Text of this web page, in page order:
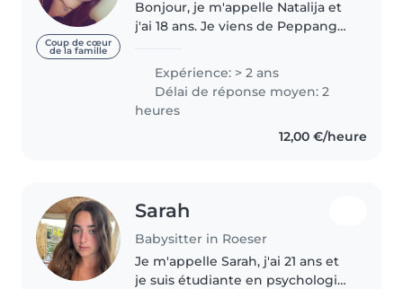
Coup de cœur
de la famille
Bonjour, je m'appelle Natalija et
j'ai 18 ans. Je viens de Peppange
Commerce et Gestion. J'ai un
certificat de garde d'enfants et
j'ai effectué un..
Expérience: > 2 ans
Délai de réponse moyen: 2
heures
12,00 €/heure
Sarah
Babysitter in Roeser
Je m'appelle Sarah, j'ai 21 ans et
je suis étudiante en psychologie.